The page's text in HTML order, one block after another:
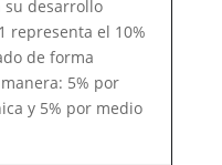
su desarrollo
representa el 10%
de forma
5% por
y 5% por medio